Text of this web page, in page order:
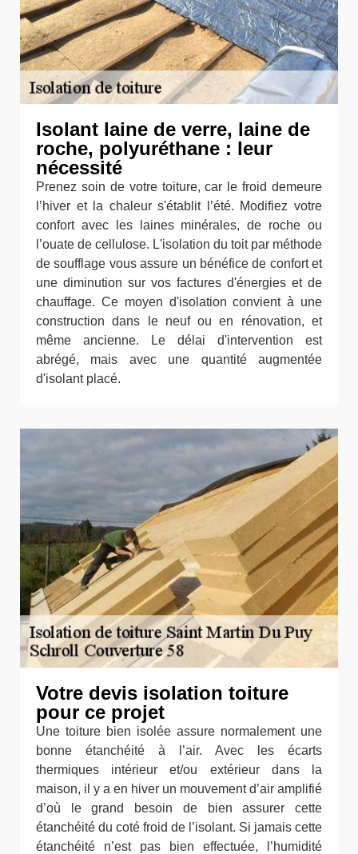
Isolant laine de verre, laine de
roche, polyuréthane : leur
nécessité
Prenez soin de votre toiture, car le froid demeure
l’hiver et la chaleur s'établit l’été. Modifiez votre
confort avec les laines minérales, de roche ou
l’ouate de cellulose. L'isolation du toit par méthode
de soufflage vous assure un bénéfice de confort et
une diminution sur vos factures d'énergies et de
chauffage. Ce moyen d'isolation convient à une
construction dans le neuf ou en rénovation, et
même ancienne. Le délai d'intervention est
abrégé, mais avec une quantité augmentée
d'isolant placé.
Votre devis isolation toiture
pour ce projet
Une toiture bien isolée assure normalement une
bonne étanchéité à l’air. Avec les écarts
thermiques intérieur et/ou extérieur dans la
maison, il y a en hiver un mouvement d’air amplifié
d’où le grand besoin de bien assurer cette
étanchéité du coté froid de l’isolant. Si jamais cette
étanchéité n’est pas bien effectuée, l’humidité